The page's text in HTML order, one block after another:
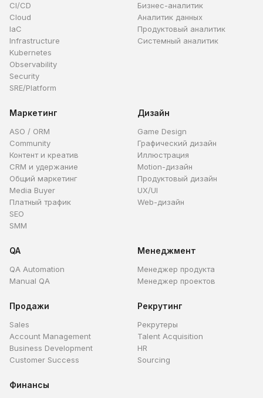
CI/CD
Cloud
IaC
Infrastructure
Kubernetes
Observability
Security
SRE/Platform
Бизнес-аналитик
Аналитик данных
Продуктовый аналитик
Системный аналитик
Маркетинг
ASO / ORM
Community
Контент и креатив
CRM и удержание
Общий маркетинг
Media Buyer
Платный трафик
SEO
SMM
Дизайн
Game Design
Графический дизайн
Иллюстрация
Motion-дизайн
Продуктовый дизайн
UX/UI
Web-дизайн
QA
QA Automation
Manual QA
Менеджмент
Менеджер продукта
Менеджер проектов
Продажи
Sales
Account Management
Business Development
Customer Success
Рекрутинг
Рекрутеры
Talent Acquisition
HR
Sourcing
Финансы